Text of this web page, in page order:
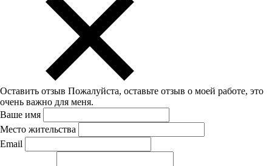
Оставить отзыв Пожалуйста, оставьте отзыв о моей работе, это
очень важно для меня.
Ваше имя
Место жительства
Email